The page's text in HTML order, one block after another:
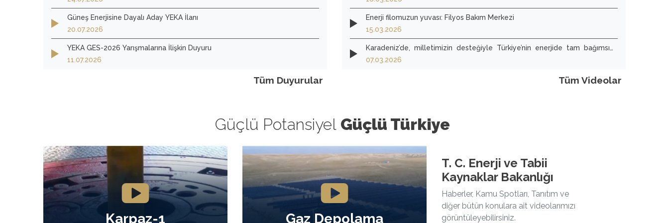
Güneş Enerjisine Dayalı Aday YEKA İlanı
20.07.2026
YEKA GES-2026 Yarışmalarına İlişkin Duyuru
11.07.2026
Tüm Duyurular
Enerji filomuzun yuvası: Filyos Bakım Merkezi
15.03.2026
Karadeniz’de, milletimizin desteğiyle Türkiye’nin enerjide tam bağımsız
yarınlarını inşa ediyoruz.
07.03.2026
Tüm Videolar
Güçlü Potansiyel Güçlü Türkiye
Karpaz-1 Gaz Depolama
T. C. Enerji ve Tabii
Kaynaklar Bakanlığı
Haberler, Kamu Spotları, Tanıtım ve
diğer bütün konulara ait videolarımızı
görüntüleyebilirsiniz.